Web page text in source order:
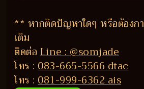
** หากติดปัญหาใดๆ หรือต้องก
เติม
ติดต่อLine : @somjade
โทร : 083-665-5566 dtac
โทร : 081-999-6362 ais